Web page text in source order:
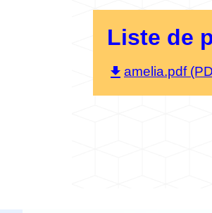
Liste de
file_download amelia.pdf